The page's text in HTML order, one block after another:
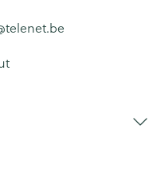
telenet.be